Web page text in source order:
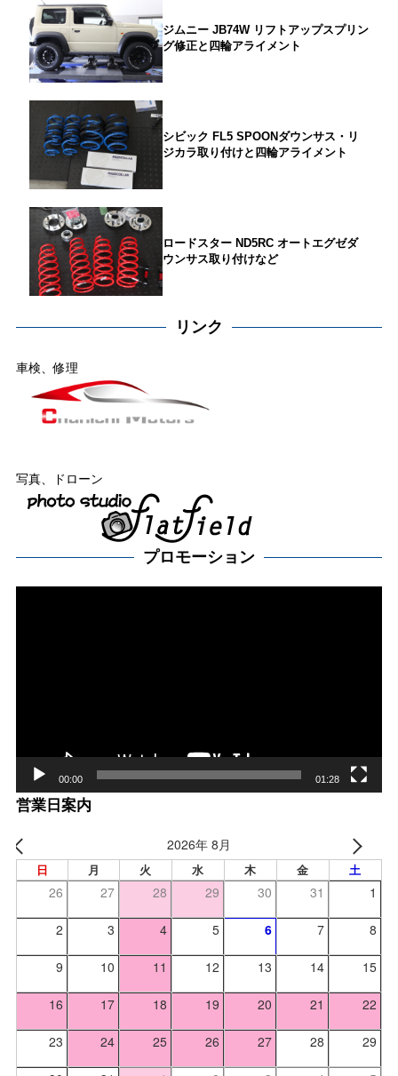
ジムニー JB74W リフトアップスプリン
グ修正と四輪アライメント
シビック FL5 SPOONダウンサス・リ
ジカラ取り付けと四輪アライメント
ロードスター ND5RC オートエグゼダ
ウンサス取り付けなど
リンク
車検、修理
写真、ドローン
プロモーション
00:00 01:28
営業日案内
2026年 8月
日 月 火 水 木 金 土
26 27 28 29 30 31 1
2 3 4 5 6 7 8
9 10 11 12 13 14 15
16 17 18 19 20 21 22
23 24 25 26 27 28 29